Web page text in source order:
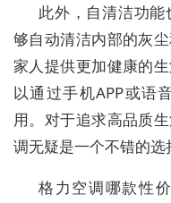
此外，自清洁功
够自动清洁内部的灰
家人提供更加健康的
以通过手机APP或语
用。对于追求高品质
调无疑是一个不错的选
格力空调哪款性